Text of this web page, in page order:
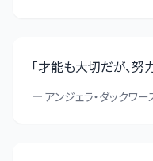
「才能も大切だが、努
— アンジェラ・ダックワー